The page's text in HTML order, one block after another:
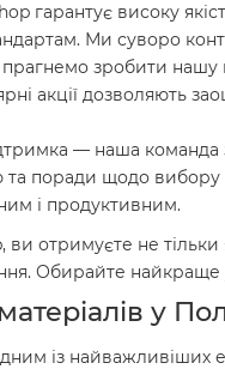
гарантує високу
Ми суворо
зробити
акції дозволяють
— наша
поради щодо вибору
і продуктивним.
отримуєте не
Обирайте найкраще
у
із